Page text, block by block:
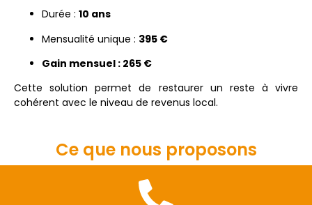
Durée : 10 ans
Mensualité unique : 395 €
Gain mensuel : 265 €
Cette solution permet de restaurer un reste à vivre
cohérent avec le niveau de revenus local.
Ce que nous proposons